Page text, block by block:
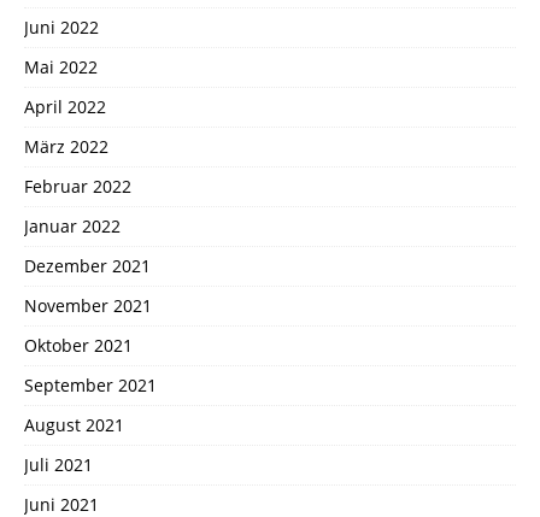
Juni 2022
Mai 2022
April 2022
März 2022
Februar 2022
Januar 2022
Dezember 2021
November 2021
Oktober 2021
September 2021
August 2021
Juli 2021
Juni 2021